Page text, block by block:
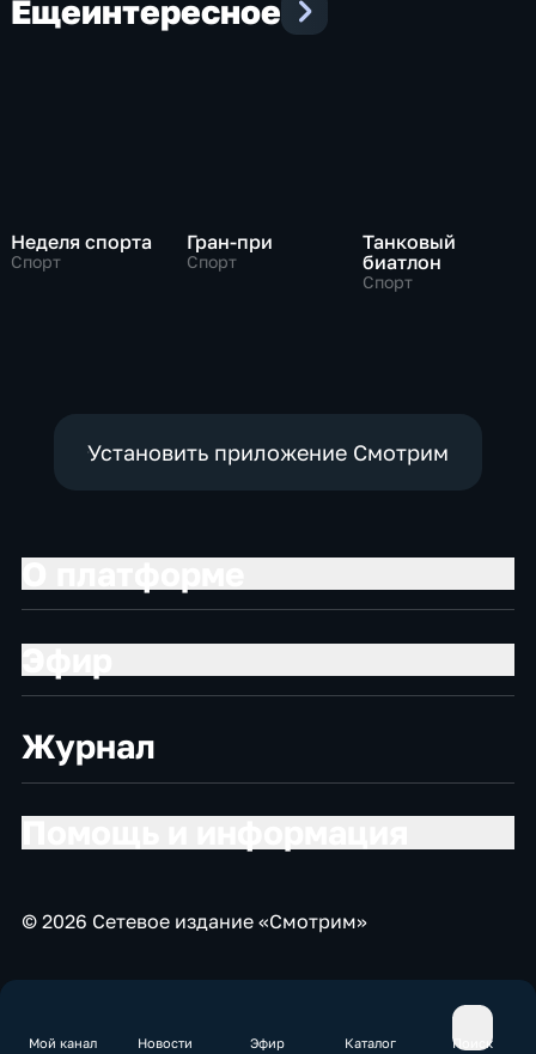
Мой канал Новости Эфир Каталог Поиск
Ещеинтересное
Неделя спорта
Спорт
Гран-при
Спорт
Танковый
биатлон
Спорт
Установить приложение Смотрим
Журнал
© 2026 Сетевое издание «Смотрим»